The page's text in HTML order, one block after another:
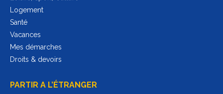
Logement
Santé
Vacances
Mes démarches
Droits & devoirs
PARTIR A L’ÉTRANGER